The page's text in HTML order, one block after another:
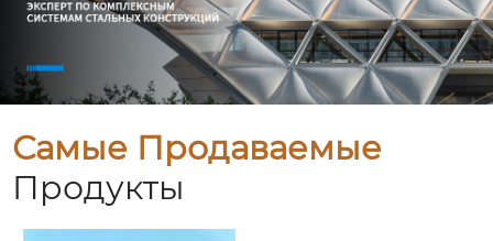
Самые Продаваемые
Продукты